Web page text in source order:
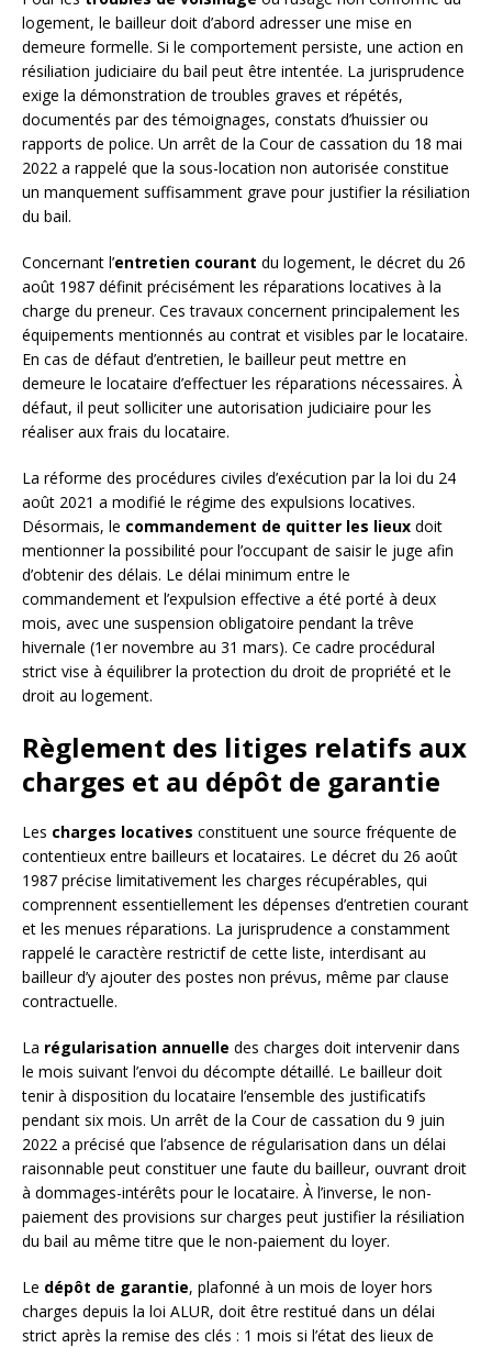
logement, le bailleur doit d’abord adresser une mise en
demeure formelle. Si le comportement persiste, une action en
résiliation judiciaire du bail peut être intentée. La jurisprudence
exige la démonstration de troubles graves et répétés,
documentés par des témoignages, constats d’huissier ou
rapports de police. Un arrêt de la Cour de cassation du 18 mai
2022 a rappelé que la sous-location non autorisée constitue
un manquement suffisamment grave pour justifier la résiliation
du bail.
Concernant l’entretien courant du logement, le décret du 26
août 1987 définit précisément les réparations locatives à la
charge du preneur. Ces travaux concernent principalement les
équipements mentionnés au contrat et visibles par le locataire.
En cas de défaut d’entretien, le bailleur peut mettre en
demeure le locataire d’effectuer les réparations nécessaires. À
défaut, il peut solliciter une autorisation judiciaire pour les
réaliser aux frais du locataire.
La réforme des procédures civiles d’exécution par la loi du 24
août 2021 a modifié le régime des expulsions locatives.
Désormais, le commandement de quitter les lieux doit
mentionner la possibilité pour l’occupant de saisir le juge afin
d’obtenir des délais. Le délai minimum entre le
commandement et l’expulsion effective a été porté à deux
mois, avec une suspension obligatoire pendant la trêve
hivernale (1er novembre au 31 mars). Ce cadre procédural
strict vise à équilibrer la protection du droit de propriété et le
droit au logement.
Règlement des litiges relatifs aux
charges et au dépôt de garantie
Les charges locatives constituent une source fréquente de
contentieux entre bailleurs et locataires. Le décret du 26 août
1987 précise limitativement les charges récupérables, qui
comprennent essentiellement les dépenses d’entretien courant
et les menues réparations. La jurisprudence a constamment
rappelé le caractère restrictif de cette liste, interdisant au
bailleur d’y ajouter des postes non prévus, même par clause
contractuelle.
La régularisation annuelle des charges doit intervenir dans
le mois suivant l’envoi du décompte détaillé. Le bailleur doit
tenir à disposition du locataire l’ensemble des justificatifs
pendant six mois. Un arrêt de la Cour de cassation du 9 juin
2022 a précisé que l’absence de régularisation dans un délai
raisonnable peut constituer une faute du bailleur, ouvrant droit
à dommages-intérêts pour le locataire. À l’inverse, le non-
paiement des provisions sur charges peut justifier la résiliation
du bail au même titre que le non-paiement du loyer.
Le dépôt de garantie, plafonné à un mois de loyer hors
charges depuis la loi ALUR, doit être restitué dans un délai
strict après la remise des clés : 1 mois si l’état des lieux de